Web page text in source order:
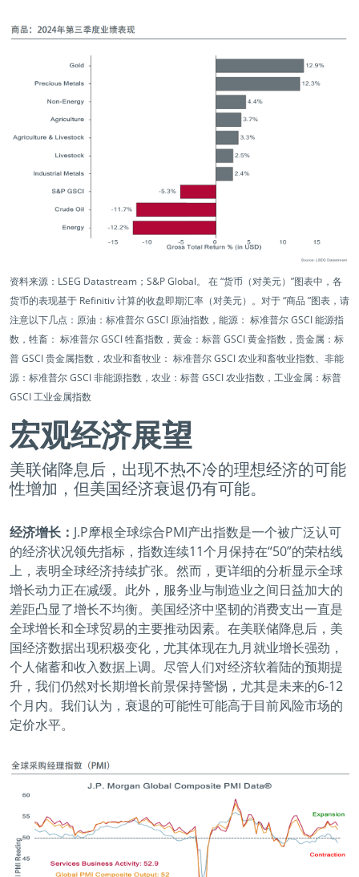
资料来源：LSEG Datastream；S&P Global。 在 “货币（对美元）”图表中，各
货币的表现基于 Refinitiv 计算的收盘即期汇率（对美元）。对于 “商品 ”图表，请
注意以下几点：原油：标准普尔 GSCI 原油指数，能源： 标准普尔 GSCI 能源指
数，牲畜： 标准普尔 GSCI 牲畜指数，黄金：标普 GSCI 黄金指数，贵金属：标
普 GSCI 贵金属指数，农业和畜牧业： 标准普尔 GSCI 农业和畜牧业指数、非能
源：标准普尔 GSCI 非能源指数，农业：标普 GSCI 农业指数，工业金属：标普
GSCI 工业金属指数
宏观经济展望
美联储降息后，出现不热不冷的理想经济的可能
性增加，但美国经济衰退仍有可能。
经济增长： J.P摩根全球综合PMI产出指数是一个被广泛认可
的经济状况领先指标，指数连续11个月保持在“50”的荣枯线
上，表明全球经济持续扩张。然而，更详细的分析显示全球
增长动力正在减缓。此外，服务业与制造业之间日益加大的
差距凸显了增长不均衡。美国经济中坚韧的消费支出一直是
全球增长和全球贸易的主要推动因素。在美联储降息后，美
国经济数据出现积极变化，尤其体现在九月就业增长强劲，
个人储蓄和收入数据上调。尽管人们对经济软着陆的预期提
升，我们仍然对长期增长前景保持警惕，尤其是未来的6-12
个月内。我们认为，衰退的可能性可能高于目前风险市场的
定价水平。